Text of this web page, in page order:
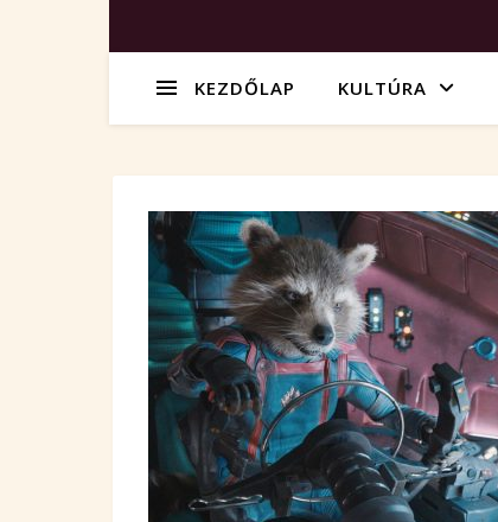
KEZDŐLAP KULTÚRA